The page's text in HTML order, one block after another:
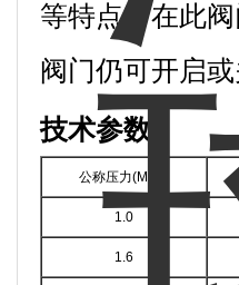
等特点，在此
阀门仍可开启
技术参数：
公称压力(MPa)
1.0
1.6